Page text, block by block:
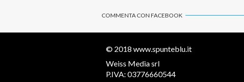
COMMENTA CON FACEBOOK
© 2018 www.spunteblu.it
Weiss Media srl
P.IVA: 03776660544